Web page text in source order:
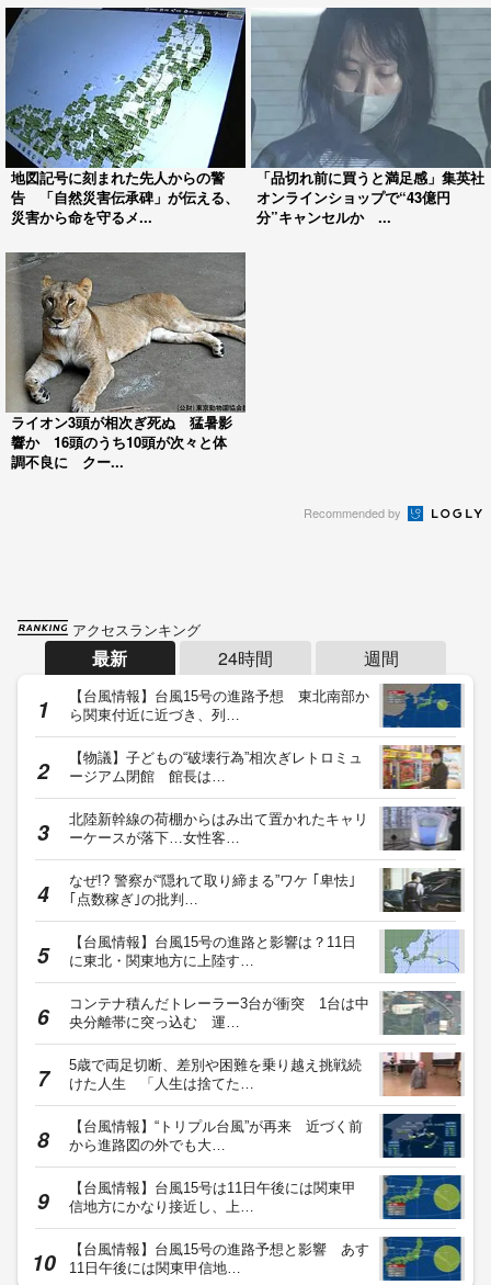
地図記号に刻まれた先人からの警
告 「自然災害伝承碑」が伝える、
災害から命を守るメ...
「品切れ前に買うと満足感」集英社
オンラインショップで“43億円
分”キャンセルか ...
ライオン3頭が相次ぎ死ぬ 猛暑影
響か 16頭のうち10頭が次々と体
調不良に クー...
Recommended by
アクセスランキング
最新 24時間 週間
【台風情報】台風15号の進路予想 東北南部か
ら関東付近に近づき、列…
【物議】子どもの“破壊行為”相次ぎレトロミュ
ージアム閉館 館長は…
北陸新幹線の荷棚からはみ出て置かれたキャリ
ーケースが落下…女性客…
なぜ!? 警察が“隠れて取り締まる”ワケ ｢卑怯｣
｢点数稼ぎ｣の批判…
【台風情報】台風15号の進路と影響は？11日
に東北・関東地方に上陸す…
コンテナ積んだトレーラー3台が衝突 1台は中
央分離帯に突っ込む 運…
5歳で両足切断、差別や困難を乗り越え挑戦続
けた人生 「人生は捨てた…
【台風情報】“トリプル台風”が再来 近づく前
から進路図の外でも大…
【台風情報】台風15号は11日午後には関東甲
信地方にかなり接近し、上…
【台風情報】台風15号の進路予想と影響 あす
11日午後には関東甲信地…